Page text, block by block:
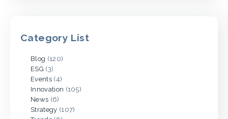
Category List
Blog (120)
ESG (3)
Events(4)
Innovation (105)
News (6)
Strategy (107)